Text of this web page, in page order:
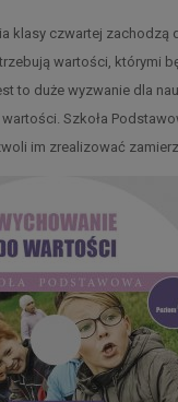
klasy czwartej zachodzą
wartości, którymi
to duże wyzwanie dla
Szkoła
im zrealizować